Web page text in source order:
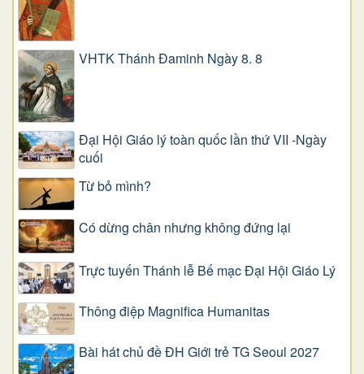
VHTK Thánh Đaminh Ngày 8. 8
Đại Hội Giáo lý toàn quốc lần thứ VII -Ngày
cuối
Từ bỏ mình?
Có dừng chân nhưng không đứng lại
Trực tuyến Thánh lễ Bế mạc Đại Hội Giáo Lý
Thông điệp Magnifica Humanitas
Bài hát chủ đề ĐH Giới trẻ TG Seoul 2027